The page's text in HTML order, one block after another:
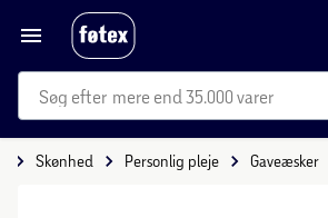
mere end 35.000 varer
Skønhed Personlig pleje Gaveæsker